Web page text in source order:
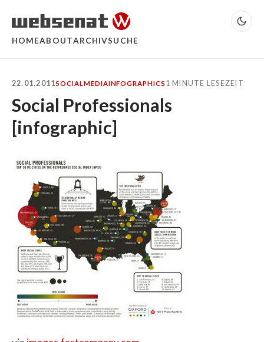
HOMEABOUTARCHIVSUCHE
22.01.2011SOCIALMEDIAINFOGRAPHICS 1 MINUTE LESEZEIT
Social Professionals
[infographic]